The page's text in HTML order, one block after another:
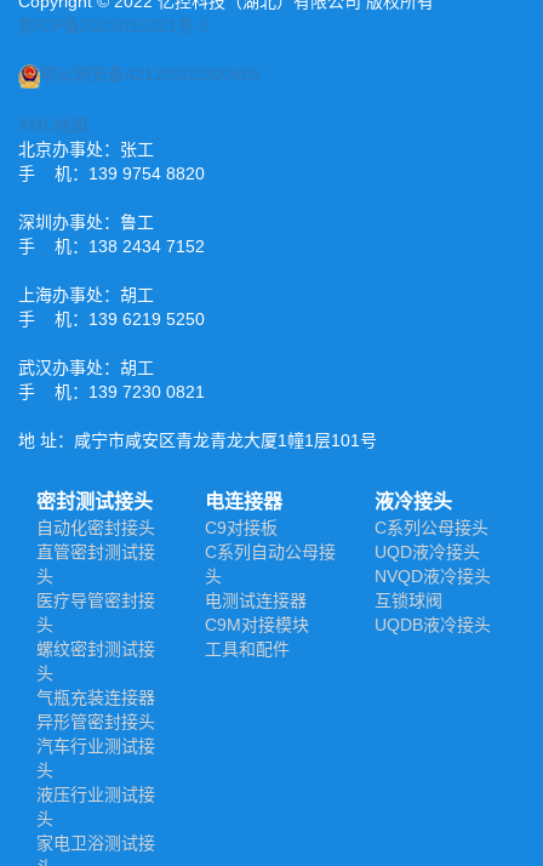
鄂ICP备2022015221号-2
鄂公网安备42120202000485
XML地图
北京办事处：张工
手 机：139 9754 8820
深圳办事处：鲁工
手 机：138 2434 7152
上海办事处：胡工
手 机：139 6219 5250
武汉办事处：胡工
手 机：139 7230 0821
地 址：咸宁市咸安区青龙青龙大厦1幢1层101号
密封测试接头
自动化密封接头
直管密封测试接
头
医疗导管密封接
头
螺纹密封测试接
头
气瓶充装连接器
异形管密封接头
汽车行业测试接
头
液压行业测试接
头
家电卫浴测试接
电连接器
C9对接板
C系列自动公母接
头
电测试连接器
C9M对接模块
工具和配件
液冷接头
C系列公母接头
UQD液冷接头
NVQD液冷接头
互锁球阀
UQDB液冷接头